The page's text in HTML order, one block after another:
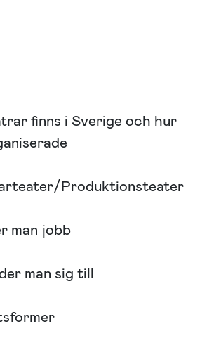
finns i Sverige och hur
Produktionsteater
man jobb
man sig till